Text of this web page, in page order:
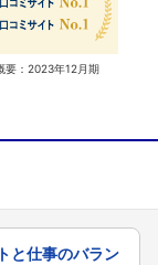
：2023年12月期
と仕事のバラン